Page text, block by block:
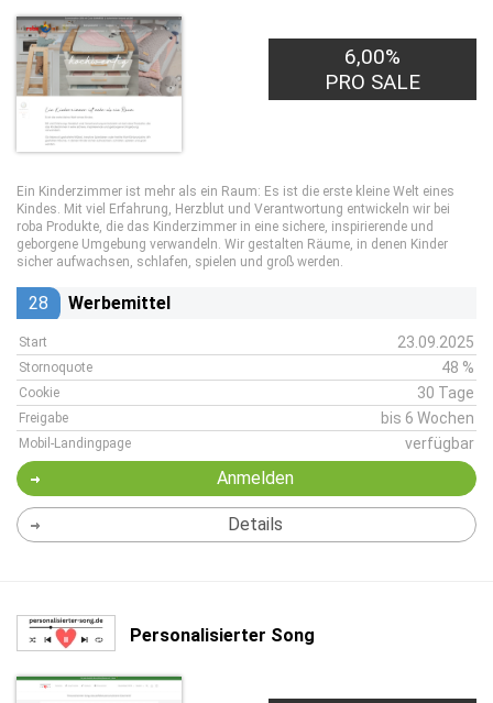
6,00%
PRO SALE
Ein Kinderzimmer ist mehr als ein Raum: Es ist die erste kleine Welt eines
Kindes. Mit viel Erfahrung, Herzblut und Verantwortung entwickeln wir bei
roba Produkte, die das Kinderzimmer in eine sichere, inspirierende und
geborgene Umgebung verwandeln. Wir gestalten Räume, in denen Kinder
sicher aufwachsen, schlafen, spielen und groß werden.
28 Werbemittel
Start 23.09.2025
Stornoquote 48 %
Cookie 30 Tage
Freigabe bis 6 Wochen
Mobil-Landingpage verfügbar
Anmelden
Details
Personalisierter Song